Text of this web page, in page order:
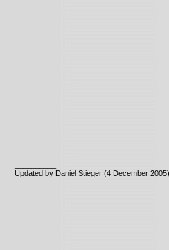
Updated by Daniel Stieger (4 December 2005)